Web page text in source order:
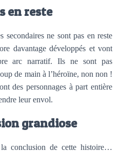
en reste
secondaires ne sont pas en reste
davantage développés et vont
arc narratif. Ils ne sont pas
de main à l’héroïne, non non !
des personnages à part entière
leur envol.
grandiose
conclusion de cette histoire…